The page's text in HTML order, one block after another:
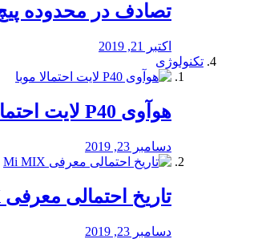
تصادف در محدوده
اکتبر 21, 2019
تکنولوژی
هوآوی P40 لایت احتمالا موبا
دسامبر 23, 2019
تاریخ احتمالی معرفی Mi MIX
دسامبر 23, 2019